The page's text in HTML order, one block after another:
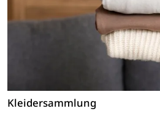
Kleidersammlung